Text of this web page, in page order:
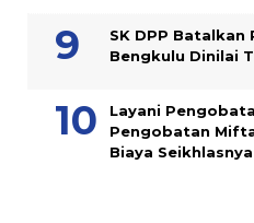
SK DPP Batalkan
Bengkulu Dinilai
Layani
Pengobatan
Biaya Seikhlasnya